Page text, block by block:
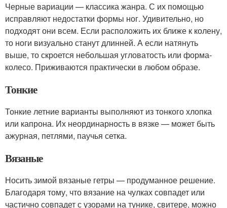
Черные вариации — классика жанра. С их помощью
исправляют недостатки формы ног. Удивительно, но
подходят они всем. Если расположить их ближе к колену,
то ноги визуально станут длинней. А если натянуть
выше, то скроется небольшая угловатость или форма-
колесо. Приживаются практически в любом образе.
Тонкие
Тонкие летние варианты выполняют из тонкого хлопка
или капрона. Их неординарность в вязке — может быть
ажурная, петлями, паучья сетка.
Вязаные
Носить зимой вязаные гетры — продуманное решение.
Благодаря тому, что вязание на чулках совпадет или
частично совпадет с узорами на тунике, свитере, можно